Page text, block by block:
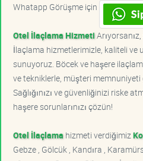
Whatapp Görüşme için
Otel İlaçlama Hizmeti
İlaçlama hizmetlerimizle, kaliteli ve
sunuyoruz. Böcek ve haşere
ve tekniklerle, müşteri
Sağlığınızı ve güvenliğinizi riske
haşere sorunlarınızı çözün!
Otel İlaçlama hizmeti verdiğimiz
Gebze , Gölcük , Kandıra ,